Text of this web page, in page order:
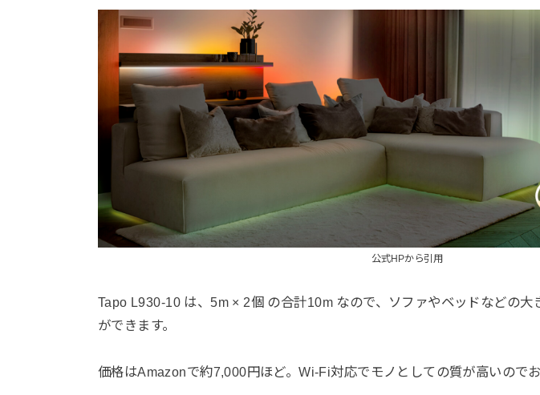
公式HPから引用
Tapo L930-10 は、5m × 2個 の合計10m なので、ソファやベッドなどの大
ができます。
価格はAmazonで約7,000円ほど。Wi-Fi対応でモノとしての質が高いので